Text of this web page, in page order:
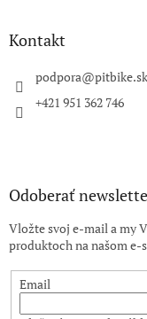
Kontakt
podpora@pitbike.sk
+421 951 362 746
Odoberať
Vložte svoj e-mail a my
produktoch na našom e-
Email